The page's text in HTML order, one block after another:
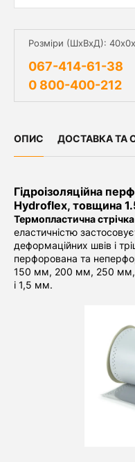
Розміри (ШхВхД):
067-414-61-38
0 800-400-212
ОПИС ДОСТАВКА ТА
Гідроізоляційна
Hydroflex, товщина
Термопластична
еластичністю
деформаційних швів і
перфорована та
150 мм, 200 мм, 250
і 1,5 мм.